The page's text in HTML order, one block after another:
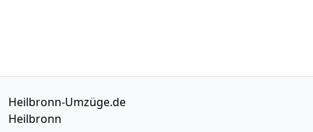
Heilbronn-Umzüge.de
Heilbronn